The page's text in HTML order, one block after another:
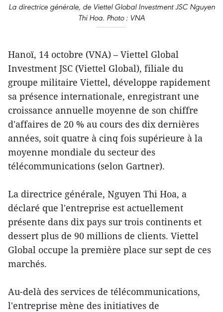
La directrice générale, de Viettel Global Investment JSC Nguyen
Thi Hoa. Photo : VNA
Hanoï, 14 octobre (VNA) – Viettel Global
Investment JSC (Viettel Global), filiale du
groupe militaire Viettel, développe rapidement
sa présence internationale, enregistrant une
croissance annuelle moyenne de son chiffre
d'affaires de 20 % au cours des dix dernières
années, soit quatre à cinq fois supérieure à la
moyenne mondiale du secteur des
télécommunications (selon Gartner).
La directrice générale, Nguyen Thi Hoa, a
déclaré que l'entreprise est actuellement
présente dans dix pays sur trois continents et
dessert plus de 90 millions de clients. Viettel
Global occupe la première place sur sept de ces
marchés.
Au-delà des services de télécommunications,
l'entreprise mène des initiatives de